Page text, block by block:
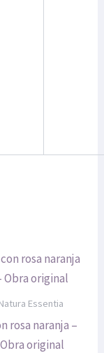
Essentia
rosa naranja –
Obra original